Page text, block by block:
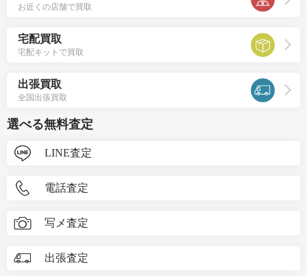
お近くの店舗で買取
宅配買取
宅配キットで買取
出張買取
全国出張買取
選べる無料査定
LINE査定
電話査定
写メ査定
出張査定